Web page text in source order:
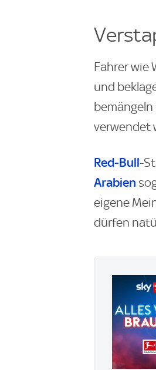
Fahrer wie
und
verwendet
Red-Bull-
Arabien
eigene
dürfen